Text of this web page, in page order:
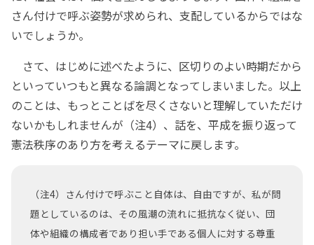
さん付けで呼ぶ姿勢が求められ、支配しているからではな
いでしょうか。
さて、はじめに述べたように、区切りのよい時期だから
といっていつもと異なる論調となってしまいました。以上
のことは、もっとことばを尽くさないと理解していただけ
ないかもしれませんが（注4）、話を、平成を振り返って
憲法秩序のあり方を考えるテーマに戻します。
（注4）さん付けで呼ぶこと自体は、自由ですが、私が問
題としているのは、その風潮の流れに抵抗なく従い、団
体や組織の構成者であり担い手である個人に対する尊重